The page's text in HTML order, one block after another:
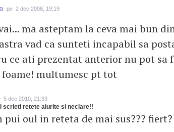
pe 2 dec 2008, 19:19
ma asteptam la ceva mai bun
vad ca sunteti incapabil sa
ce ati prezentat anterior nu pot
multumesc pt tot
5 dec 2010, 21:33
scrieti retete aiurite si neclare!!
pui oul in reteta de mai sus???